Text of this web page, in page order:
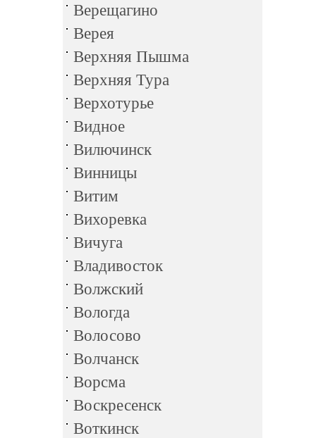
Верещагино
Верея
Верхняя Пышма
Верхняя Тура
Верхотурье
Видное
Вилючинск
Винницы
Витим
Вихоревка
Вичуга
Владивосток
Волжский
Вологда
Волосово
Волчанск
Ворсма
Воскресенск
Воткинск